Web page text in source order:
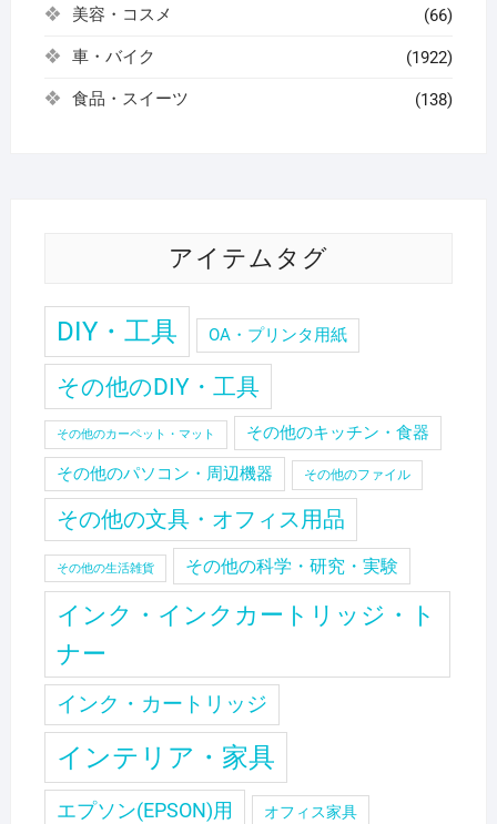
美容・コスメ (66)
車・バイク (1922)
食品・スイーツ (138)
アイテムタグ
DIY・工具 OA・プリンタ用紙
その他のDIY・工具
その他のカーペット・マット その他のキッチン・食器
その他のパソコン・周辺機器 その他のファイル
その他の文具・オフィス用品
その他の生活雑貨 その他の科学・研究・実験
インク・インクカートリッジ・ト
ナー
インク・カートリッジ
インテリア・家具
エプソン(EPSON)用 オフィス家具